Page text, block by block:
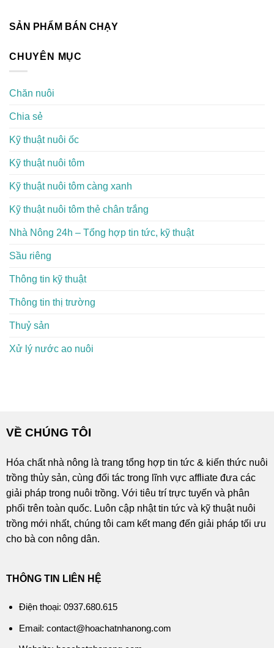
SẢN PHẨM BÁN CHẠY
CHUYÊN MỤC
Chăn nuôi
Chia sẻ
Kỹ thuật nuôi ốc
Kỹ thuật nuôi tôm
Kỹ thuật nuôi tôm càng xanh
Kỹ thuật nuôi tôm thẻ chân trắng
Nhà Nông 24h – Tổng hợp tin tức, kỹ thuật
Sầu riêng
Thông tin kỹ thuật
Thông tin thị trường
Thuỷ sản
Xử lý nước ao nuôi
VỀ CHÚNG TÔI
Hóa chất nhà nông là trang tổng hợp tin tức & kiến thức nuôi
trồng thủy sản, cùng đối tác trong lĩnh vực affliate đưa các
giải pháp trong nuôi trồng. Với tiêu trí trực tuyến và phân
phối trên toàn quốc. Luôn cập nhật tin tức và kỹ thuật nuôi
trồng mới nhất, chúng tôi cam kết mang đến giải pháp tối ưu
cho bà con nông dân.
THÔNG TIN LIÊN HỆ
Điện thoại: 0937.680.615
Email: contact@hoachatnhanong.com